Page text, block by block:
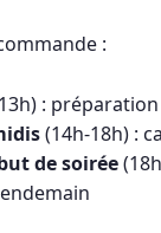
:
:
(14h-18h) :
de soirée